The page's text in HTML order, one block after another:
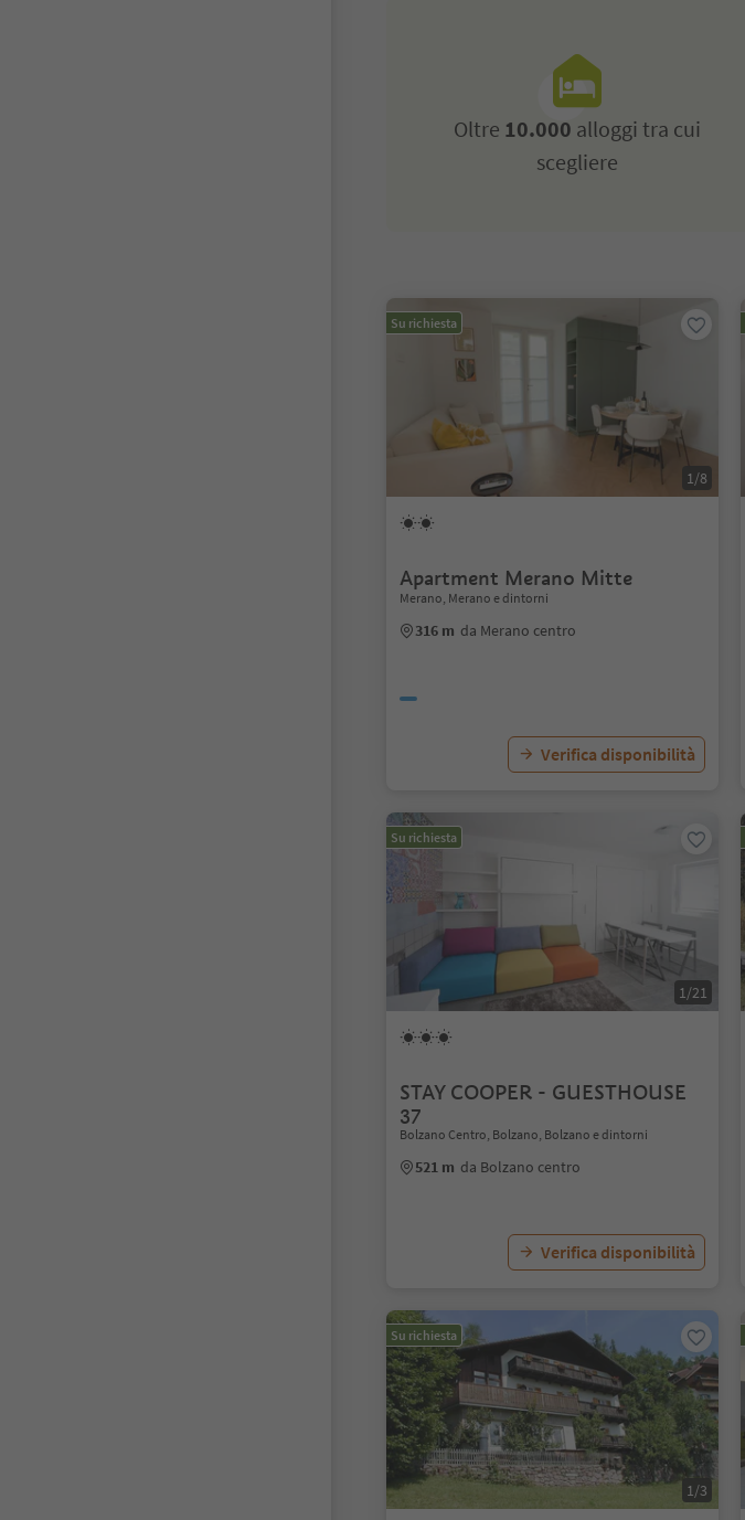
Oltre 10.000 alloggi tra cui
scegliere
Su richiesta
1/8
Apartment Merano Mitte
Merano, Merano e dintorni
316 m da Merano centro
Verifica disponibilità
Su richiesta
1/21
STAY COOPER - GUESTHOUSE
37
Bolzano Centro, Bolzano, Bolzano e dintorni
521 m da Bolzano centro
Verifica disponibilità
Su richiesta
1/3